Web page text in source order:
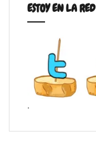
ESTOY EN LA RED
.